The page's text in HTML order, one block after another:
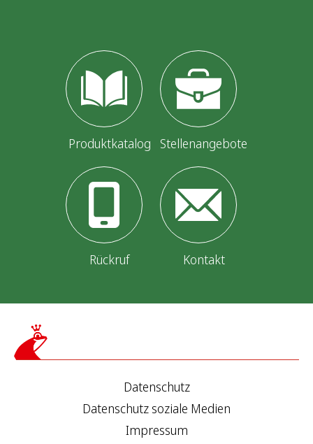
Produktkatalog Stellenangebote
Rückruf Kontakt
Datenschutz
Datenschutz soziale Medien
Impressum